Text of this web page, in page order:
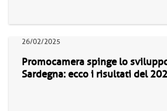
26/02/2025
Promocamera spinge lo
Sardegna: ecco i risultati del